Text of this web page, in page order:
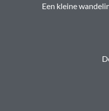
Een kleine